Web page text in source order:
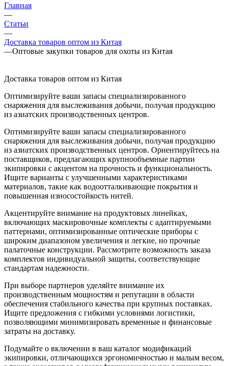
Главная
—
Статьи
—
Доставка товаров оптом из Китая
—Оптовые закупки товаров для охоты из Китая
Доставка товаров оптом из Китая
Оптимизируйте ваши запасы специализированного
снаряжения для выслеживания добычи, получая продукцию
из азиатских производственных центров.
Оптимизируйте ваши запасы специализированного
снаряжения для выслеживания добычи, получая продукцию
из азиатских производственных центров. Ориентируйтесь на
поставщиков, предлагающих крупнообъемные партии
экипировки с акцентом на прочность и функциональность.
Ищите варианты с улучшенными характеристиками
материалов, такие как водоотталкивающие покрытия и
повышенная износостойкость нитей.
Акцентируйте внимание на продуктовых линейках,
включающих маскировочные комплекты с адаптируемыми
паттернами, оптимизированные оптические приборы с
широким диапазоном увеличения и легкие, но прочные
палаточные конструкции. Рассмотрите возможность заказа
комплектов индивидуальной защиты, соответствующие
стандартам надежности.
При выборе партнеров уделяйте внимание их
производственным мощностям и репутации в области
обеспечения стабильного качества при крупных поставках.
Ищите предложения с гибкими условиями логистики,
позволяющими минимизировать временные и финансовые
затраты на доставку.
Подумайте о включении в ваш каталог модификаций
экипировки, отличающихся эргономичностью и малым весом,